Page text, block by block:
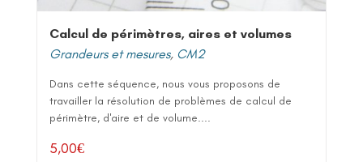
Calcul de périmètres, aires et volumes
Grandeurs et mesures, CM2
Dans cette séquence, nous vous proposons de
travailler la résolution de problèmes de calcul de
périmètre, d'aire et de volume....
5,00€